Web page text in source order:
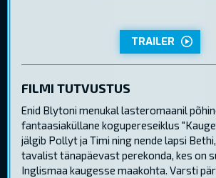
TRAILER
FILMI TUTVUSTUS
Enid Blytoni menukal lasteromaanil
fantaasiaküllane kogupereseiklus
jälgib Pollyt ja Timi ning nende lapsi
tavalist tänapäevast perekonda, kes on
Inglismaa kaugesse maakohta. Varsti